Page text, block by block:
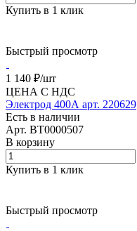
Купить в 1 клик
Быстрый просмотр
1 140 ₽/шт
ЦЕНА С НДС
Электрод 400А арт. 220629
Есть в наличии
Арт. BT0000507
В корзину
Купить в 1 клик
Быстрый просмотр